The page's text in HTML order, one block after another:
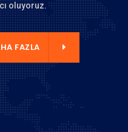
oluyoruz.
FAZLA